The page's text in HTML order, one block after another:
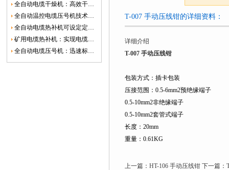
全自动电缆干燥机：高效干燥，电缆质量
全自动温控电缆压号机技术革新：数字化标识的新趋势
全自动电缆热补机可设定定时功能，实现自动化热补
矿用电缆热补机：实现电缆故障修复的高效装置
全自动电缆压号机：迅速标识电缆的利器
T-007 手动压线钳的详细资料：
详细介绍
T-007 手动压线钳
包装方式：插卡包装
压接范围：0.5-6mm2预绝缘端子
0.5-10mm2非绝缘端子
0.5-10mm2套管式端子
长度：20mm
重量：0.61KG
上一篇： HT-106 手动压线钳 下一篇：